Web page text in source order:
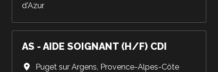
d'Azur
AS - AIDE SOIGNANT (H/F) CDI
Puget sur Argens, Provence-Alpes-Côte